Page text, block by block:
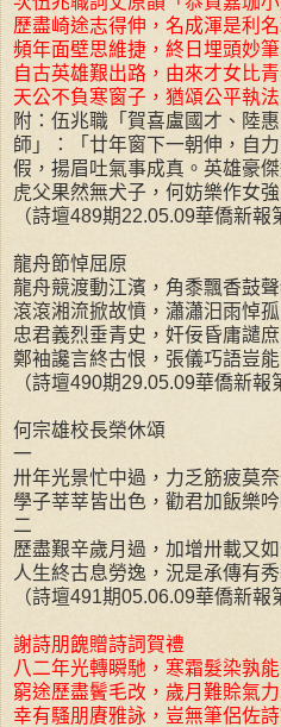
歷盡崎途志得伸，名成渾是利名
頻年面壁思維捷，終日埋頭妙筆
自古英雄艱出路，由來才女比青
天公不負寒窗子，猶頌公平執法
附：伍兆職「賀喜盧國才、陸
師」：「廿年窗下一朝伸，自
假，揚眉吐氣事成真。英雄豪
虎父果然無犬子，何妨樂作女強
（詩壇489期22.05.09華僑新報
龍舟節悼屈原
龍舟競渡動江濱，角黍飄香鼓聲
滾滾湘流掀故憤，瀟瀟汨雨悼孤
忠君義烈垂青史，奸佞昏庸譴庶
鄭袖讒言終古恨，張儀巧語豈能
（詩壇490期29.05.09華僑新報
何宗雄校長榮休頌
一
卅年光景忙中過，力乏筋疲莫奈
學子莘莘皆出色，勸君加飯樂吟
二
歷盡艱辛歲月過，加增卅載又如
人生終古息勞逸，況是承傳有秀
（詩壇491期05.06.09華僑新報
謝詩朋餽贈詩詞賀禮
八二年光轉瞬馳，寒霜髮染孰能
窮途歷盡鬢毛改，歲月難賒氣力
幸有騷朋賡雅詠，豈無筆侶佐詩